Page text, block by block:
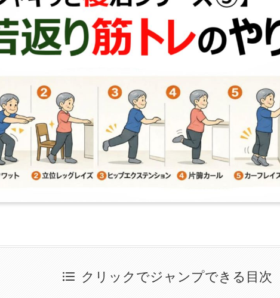
クリックでジャンプできる目次